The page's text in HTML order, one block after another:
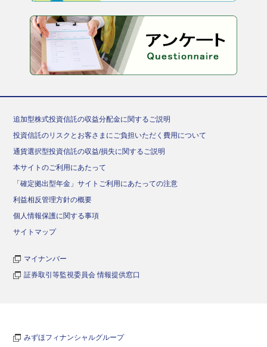
追加型株式投資信託の収益分配金に関するご説明
投資信託のリスクとお客さまにご負担いただく費用について
通貨選択型投資信託の収益/損失に関するご説明
本サイトのご利用にあたって
「確定拠出型年金」サイトご利用にあたっての注意
利益相反管理方針の概要
個人情報保護に関する事項
サイトマップ
マイナンバー
証券取引等監視委員会 情報提供窓口
みずほフィナンシャルグループ